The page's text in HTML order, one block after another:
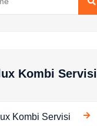
Kombi Servisi
Kombi Servisi